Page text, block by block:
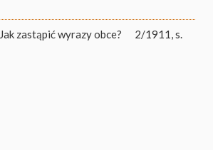
Jak zastąpić wyrazy obce?
2/1911, s.